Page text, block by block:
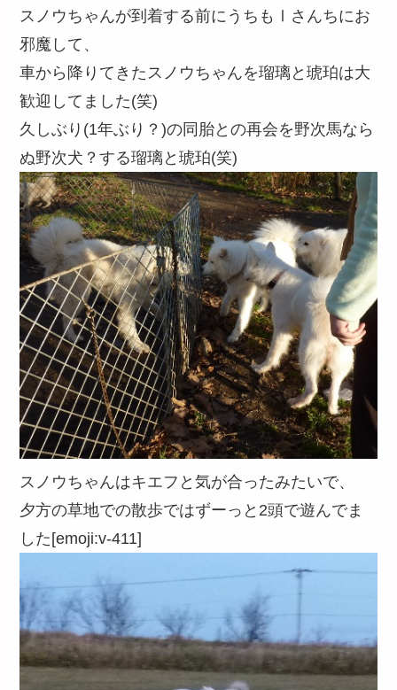
スノウちゃんが到着する前にうちもⅠさんちにお
邪魔して、
車から降りてきたスノウちゃんを瑠璃と琥珀は大
歓迎してました(笑)
久しぶり(1年ぶり？)の同胎との再会を野次馬なら
ぬ野次犬？する瑠璃と琥珀(笑)
スノウちゃんはキエフと気が合ったみたいで、
夕方の草地での散歩ではずーっと2頭で遊んでま
した[emoji:v-411]